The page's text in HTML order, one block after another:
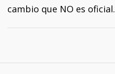
cambio que NO es oficial.